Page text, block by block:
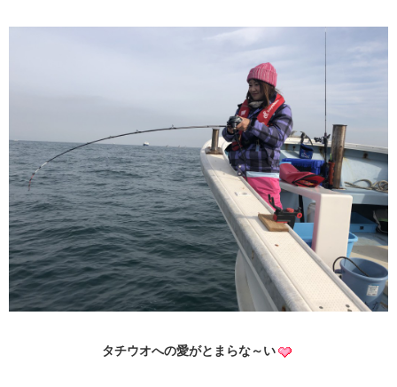
タチウオへの愛がとまらな～い